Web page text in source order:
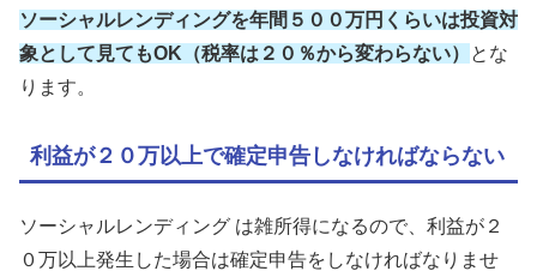
ソーシャルレンディングを年間５００万円くらいは投資対
象として見てもOK（税率は２０％から変わらない）
とな
ります。
利益が２０万以上で確定申告しなければならない
ソーシャルレンディング は雑所得になるので、利益が２
０万以上発生した場合は確定申告をしなければなりませ